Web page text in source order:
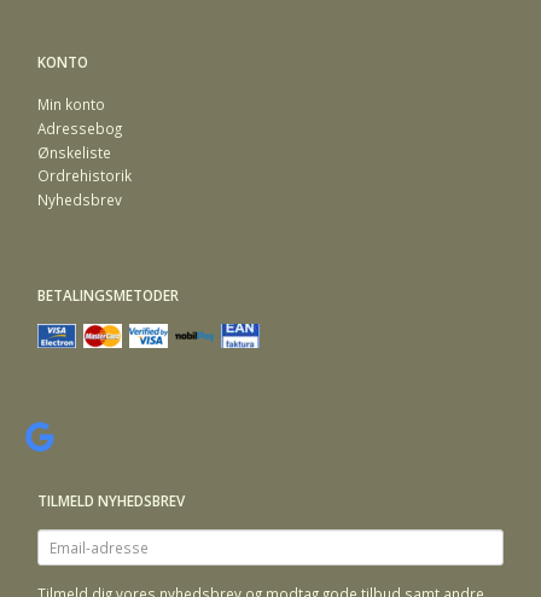
KONTO
Min konto
Adressebog
Ønskeliste
Ordrehistorik
Nyhedsbrev
BETALINGSMETODER
TILMELD NYHEDSBREV
Email-
adresse